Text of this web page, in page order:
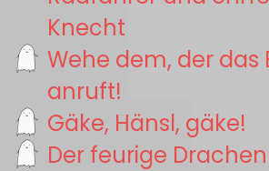
Knecht
Wehe dem, der das
anruft!
Gäke, Hänsl, gäke!
Der feurige Drachen